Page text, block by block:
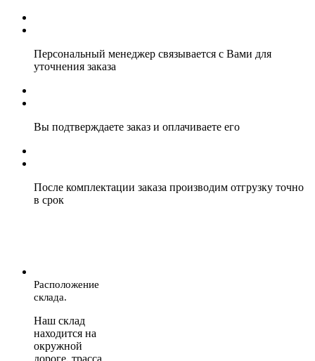
Персональный менеджер связывается с Вами для
уточнения заказа
Вы подтверждаете заказ и оплачиваете его
После комплектации заказа производим отгрузку точно
в срок
Расположение
склада.
Наш склад
находится на
окружной
дороге, трасса